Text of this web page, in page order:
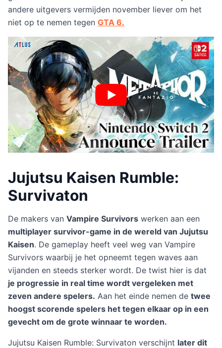
andere uitgevers vermijden november liever om het
niet op te nemen tegen GTA 6.
Jujutsu Kaisen Rumble:
Survivaton
De makers van Vampire Survivors werken aan een
multiplayer survivor-game in de wereld van Jujutsu
Kaisen. De gameplay heeft veel weg van Vampire
Survivors waarbij je het opneemt tegen waves aan
vijanden en steeds sterker wordt. De twist hier is dat
je progressie in real time wordt vergeleken met
zeven andere spelers. Aan het einde nemen de twee
hoogst scorende spelers het tegen elkaar op in een
gevecht om de grote winnaar te worden.
Jujutsu Kaisen Rumble: Survivaton verschijnt later dit